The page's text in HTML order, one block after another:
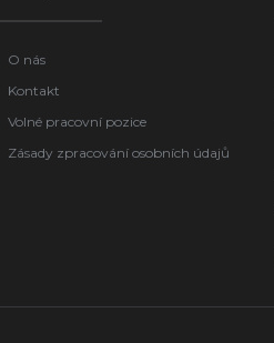
O nás
Kontakt
Volné pracovní pozice
Zásady zpracování osobních údajů